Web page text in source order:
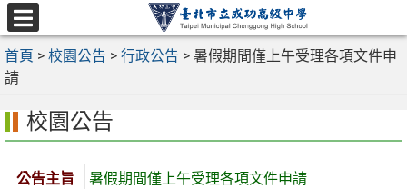
跳
至
主
要
區
選
單
首頁 > 校園公告 > 行政公告 > 暑假期間僅上午受理各項文件申
請
校園公告
公告主旨
暑假期間僅上午受理各項文件申請